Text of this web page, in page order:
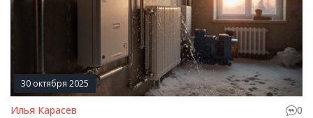
30 октября 2025
Илья Карасев 0